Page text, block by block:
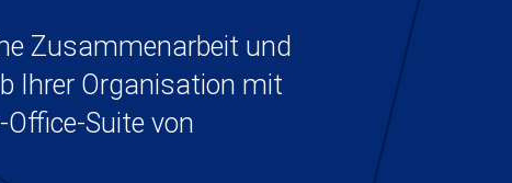
Zusammenarbeit und
Ihrer Organisation mit
Suite von